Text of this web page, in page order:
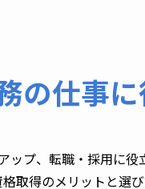
の仕事
ップ、転職・採用に
取得のメリットと選び